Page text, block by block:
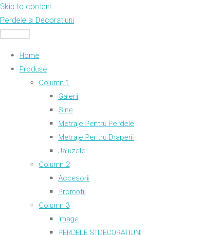
Skip to content
Perdele si Decoratiuni
Home
Produse
Column 1
Galerii
Sine
Metraje Pentru Perdele
Metraje Pentru Draperii
Jaluzele
Column 2
Accesorii
Promotii
Column 3
Image
PERDELE SI DECORATIUNI